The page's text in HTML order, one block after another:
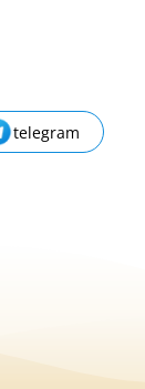
telegram